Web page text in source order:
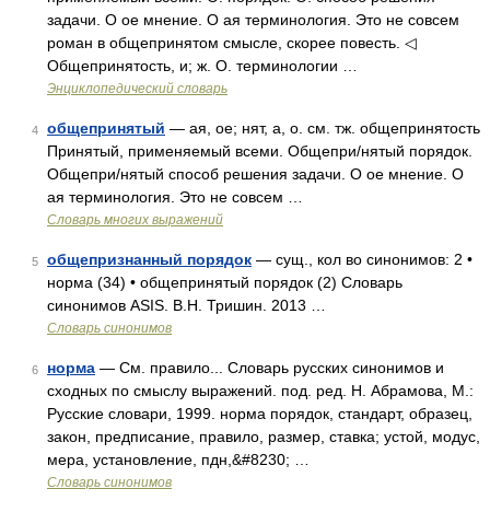
задачи. О ое мнение. О ая терминология. Это не совсем
роман в общепринятом смысле, скорее повесть. ◁
Общепринятость, и; ж. О. терминологии …
Энциклопедический словарь
4 общепринятый — ая, ое; нят, а, о. см. тж. общепринятость
Принятый, применяемый всеми. Общепри/нятый порядок.
Общепри/нятый способ решения задачи. О ое мнение. О
ая терминология. Это не совсем …
Словарь многих выражений
5 общепризнанный порядок — сущ., кол во синонимов: 2 •
норма (34) • общепринятый порядок (2) Словарь
синонимов ASIS. В.Н. Тришин. 2013 …
Словарь синонимов
6 норма — См. правило... Словарь русских синонимов и
сходных по смыслу выражений. под. ред. Н. Абрамова, М.:
Русские словари, 1999. норма порядок, стандарт, образец,
закон, предписание, правило, размер, ставка; устой, модус,
мера, установление, пдн,&#8230; …
Словарь синонимов